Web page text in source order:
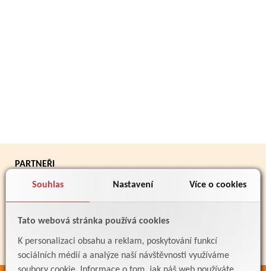
Souhlas Nastavení Více o cookies
Tato webová stránka používá cookies
K personalizaci obsahu a reklam, poskytování funkcí
sociálních médií a analýze naší návštěvnosti využíváme
PARTNEŘI